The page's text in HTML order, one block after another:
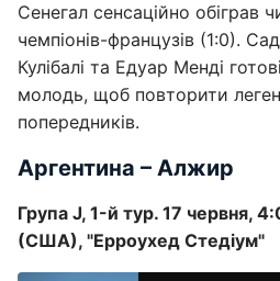
Сенегал сенсаційно обіграв
чемпіонів-французів (1:0).
Кулібалі та Едуар Менді
молодь, щоб повторити
попередників.
Аргентина – Алжир
Група J, 1-й тур. 17 червня,
(США), "Ерроухед Стедіум"